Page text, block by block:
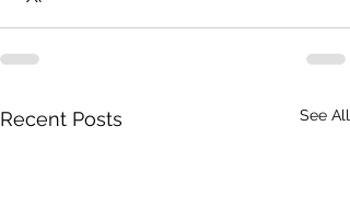
Recent Posts See All